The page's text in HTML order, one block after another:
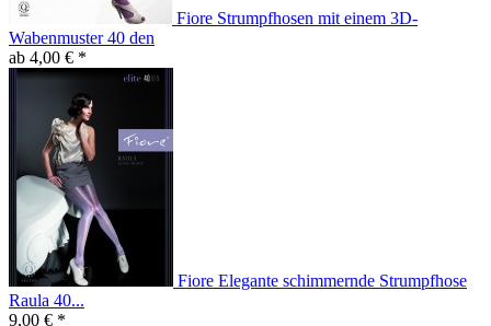
Fiore Strumpfhosen mit einem 3D-
Wabenmuster 40 den
ab 4,00 € *
Fiore Elegante schimmernde Strumpfhose
Raula 40...
9,00 € *